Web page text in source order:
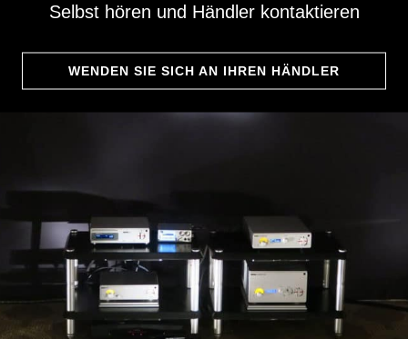
Selbst hören und Händler kontaktieren
WENDEN SIE SICH AN IHREN HÄNDLER